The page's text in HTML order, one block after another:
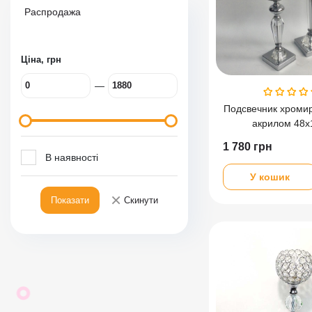
Распродажа
Ціна, грн
—
В наявності
Показати × Скинути
Подсвечник
акрилом
1 780 грн
У кошик